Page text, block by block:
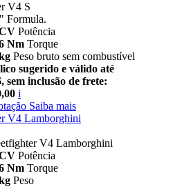
V4 S
Formula.
Potência
Nm Torque
Peso bruto sem combustível
sugerido e válido até
sem inclusão de frete:
i
Saiba mais
V4 Lamborghini
V4 Lamborghini
Potência
Nm Torque
Peso